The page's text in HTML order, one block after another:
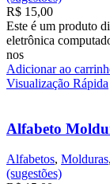
R$ 15,00
Este é um produto
eletrônica
nos
Adicionar ao
Visualização Rápida
Alfabeto
Alfabetos, Molduras,
(sugestões)